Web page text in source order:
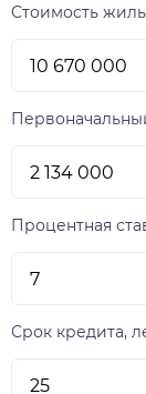
Стоимость
Процентная
Срок кредита,